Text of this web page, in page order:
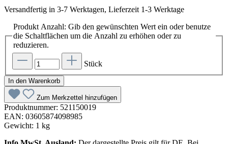
Versandfertig in 3-7 Werktagen, Lieferzeit 1-3 Werktage
Produkt Anzahl: Gib den gewünschten Wert ein oder benutze
die Schaltflächen um die Anzahl zu erhöhen oder zu
reduzieren.
Stück
In den Warenkorb
Zum Merkzettel hinzufügen
Produktnummer: 521150019
EAN: 03605874098985
Gewicht: 1 kg